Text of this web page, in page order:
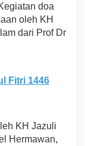
doa
oleh KH
dari Prof Dr
Fitri 1446
KH Jazuli
Hermawan,